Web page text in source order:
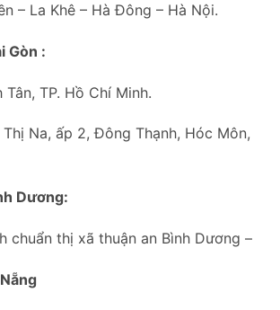
– La Khê – Hà Đông – Hà Nội.
Gòn :
Tân, TP. Hồ Chí Minh.
Na, ấp 2, Đông Thạnh, Hóc Môn,
Dương:
chuẩn thị xã thuận an Bình Dương –